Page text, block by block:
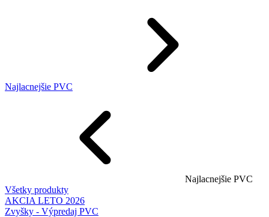
Najlacnejšie PVC
Najlacnejšie PVC
Všetky produkty
AKCIA LETO 2026
Zvyšky - Výpredaj PVC